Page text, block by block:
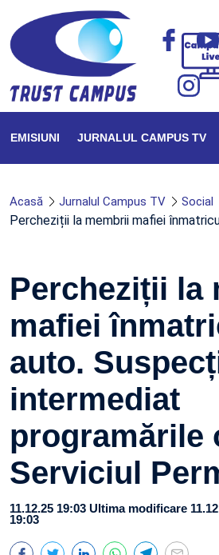
EMISIUNI JURNALUL CAMPUS TV
Acasă Jurnalul Campus TV Social
Percheziții la membrii mafiei
Percheziții la
mafiei
auto.
intermediat
programările
Serviciul
11.12.25 19:03 Ultima modificare
19:03